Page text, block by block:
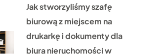
Jak stworzyliśmy szafę
biurową z miejscem na
drukarkę i dokumenty dla
biura nieruchomości w